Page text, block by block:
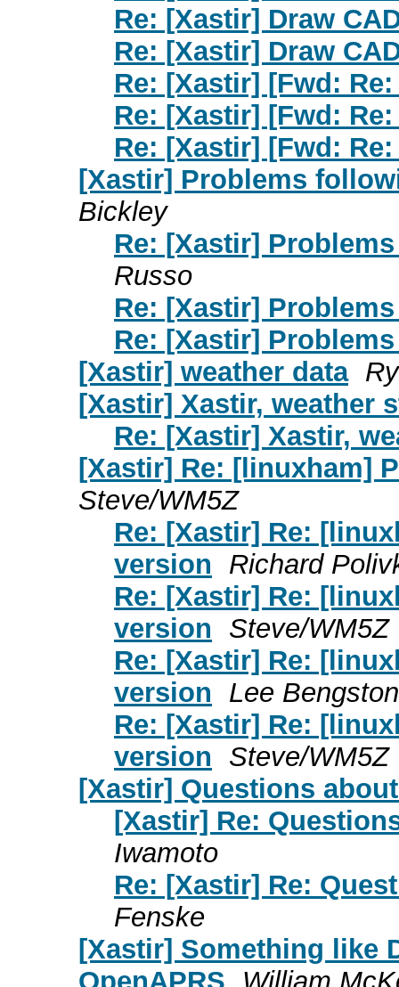
Re: [Xastir] Draw
Re: [Xastir] Draw
Re: [Xastir] [Fwd:
Re: [Xastir] [Fwd:
Re: [Xastir] [Fwd:
[Xastir] Problems
Bickley
Re: [Xastir]
Russo
Re: [Xastir]
Re: [Xastir]
[Xastir] weather data
[Xastir] Xastir, weather
Re: [Xastir] Xastir,
[Xastir] Re: [linuxham]
Steve/WM5Z
Re: [Xastir] Re:
version
Richard
Re: [Xastir] Re:
version
Steve/WM5Z
Re: [Xastir] Re:
version
Lee Bengston
Re: [Xastir] Re:
version
Steve/WM5Z
[Xastir] Questions
[Xastir] Re:
Iwamoto
Re: [Xastir] Re:
Fenske
[Xastir] Something like